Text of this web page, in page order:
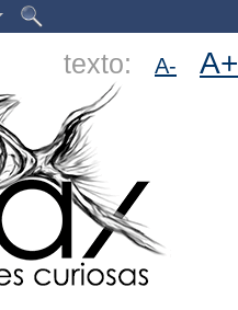
texto: A- A+